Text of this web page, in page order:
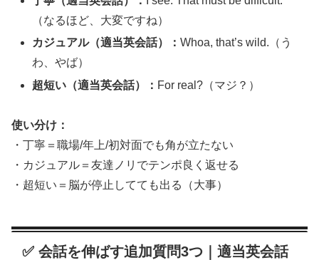
（なるほど、大変ですね）
カジュアル（適当英会話）：Whoa, that’s wild.（う
わ、やば）
超短い（適当英会話）： For real?（マジ？）
使い分け：
・丁寧＝職場/年上/初対面でも角が立たない
・カジュアル＝友達ノリでテンポ良く返せる
・超短い＝脳が停止してても出る（大事）
✅ 会話を伸ばす追加質問3つ｜適当英会話